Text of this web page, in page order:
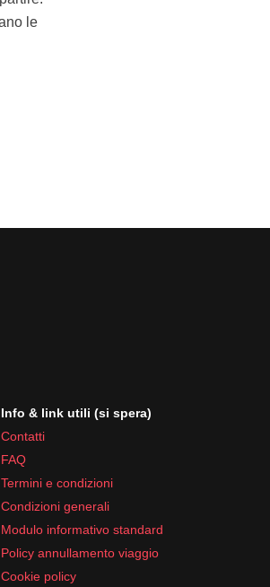
Info & link utili (si spera)
Contatti
FAQ
Termini e condizioni
Condizioni generali
Modulo informativo standard
Policy annullamento viaggio
Cookie policy